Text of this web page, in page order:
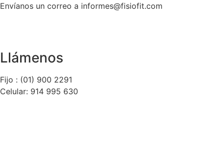
Envíanos un correo a informes@fisiofit.com
Llámenos
Fijo : (01) 900 2291
Celular: 914 995 630